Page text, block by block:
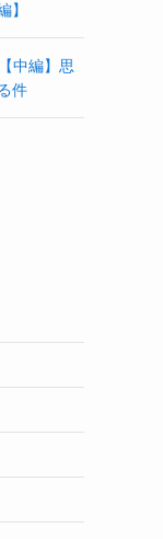
】
中編】思
件